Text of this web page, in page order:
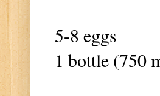
5-8 eggs
1 bottle (750